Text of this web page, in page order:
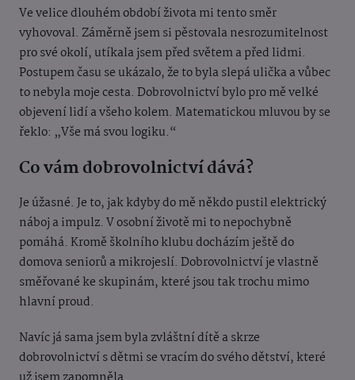
Ve velice dlouhém období života mi tento směr
vyhovoval. Záměrně jsem si pěstovala nesrozumitelnost
pro své okolí, utíkala jsem před světem a před lidmi.
Postupem času se ukázalo, že to byla slepá ulička a vůbec
to nebyla moje cesta. Dobrovolnictví bylo pro mě velké
objevení lidí a všeho kolem. Matematickou mluvou by se
řeklo: „Vše má svou logiku.“
Co vám dobrovolnictví dává?
Je úžasné. Je to, jak kdyby do mě někdo pustil elektrický
náboj a impulz. V osobní životě mi to nepochybně
pomáhá. Kromě školního klubu docházím ještě do
domova seniorů a mikrojeslí. Dobrovolnictví je vlastně
směřované ke skupinám, které jsou tak trochu mimo
hlavní proud.
Navíc já sama jsem byla zvláštní dítě a skrze
dobrovolnictví s dětmi se vracím do svého dětství, které